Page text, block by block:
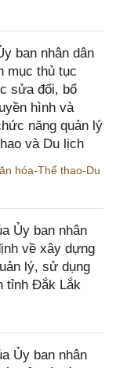
ban nhân dân
mục thủ tục
sửa đổi, bổ
hình và
năng quản lý
và Du lịch
hóa-Thể thao-Du
Ủy ban nhân
về xây dựng
lý, sử dụng
tỉnh Đắk Lắk
Ủy ban nhân